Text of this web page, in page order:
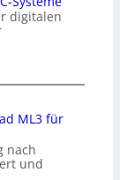
digitalen
ML3 für
nach
und